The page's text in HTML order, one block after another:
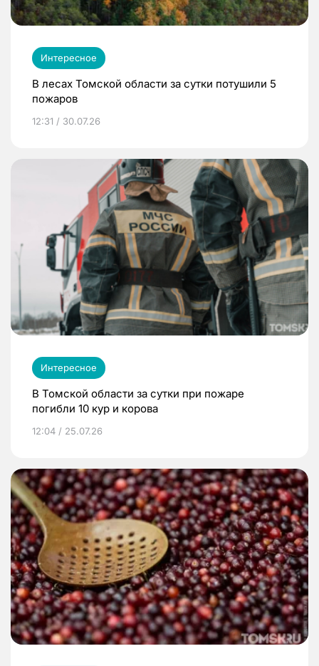
Интересное
В лесах Томской области за сутки потушили 5
пожаров
12:31 / 30.07.26
Интересное
В Томской области за сутки при пожаре
погибли 10 кур и корова
12:04 / 25.07.26